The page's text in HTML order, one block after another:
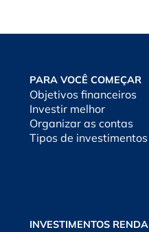
PARA VOCÊ COMEÇAR
Objetivos financeiros
Investir melhor
Organizar as contas
Tipos de investimentos
INVESTIMENTOS RENDA